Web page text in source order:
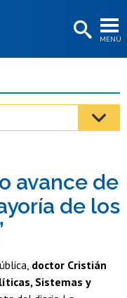
MENÚ
avance de
de los
doctor Cristián
Sistemas y